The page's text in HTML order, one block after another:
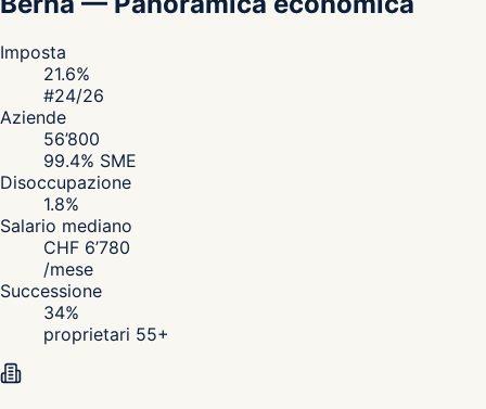
Imposta
21.6%
#24/26
Aziende
56’800
99.4% SME
Disoccupazione
1.8%
Salario mediano
CHF 6’780
/mese
Successione
34%
proprietari 55+